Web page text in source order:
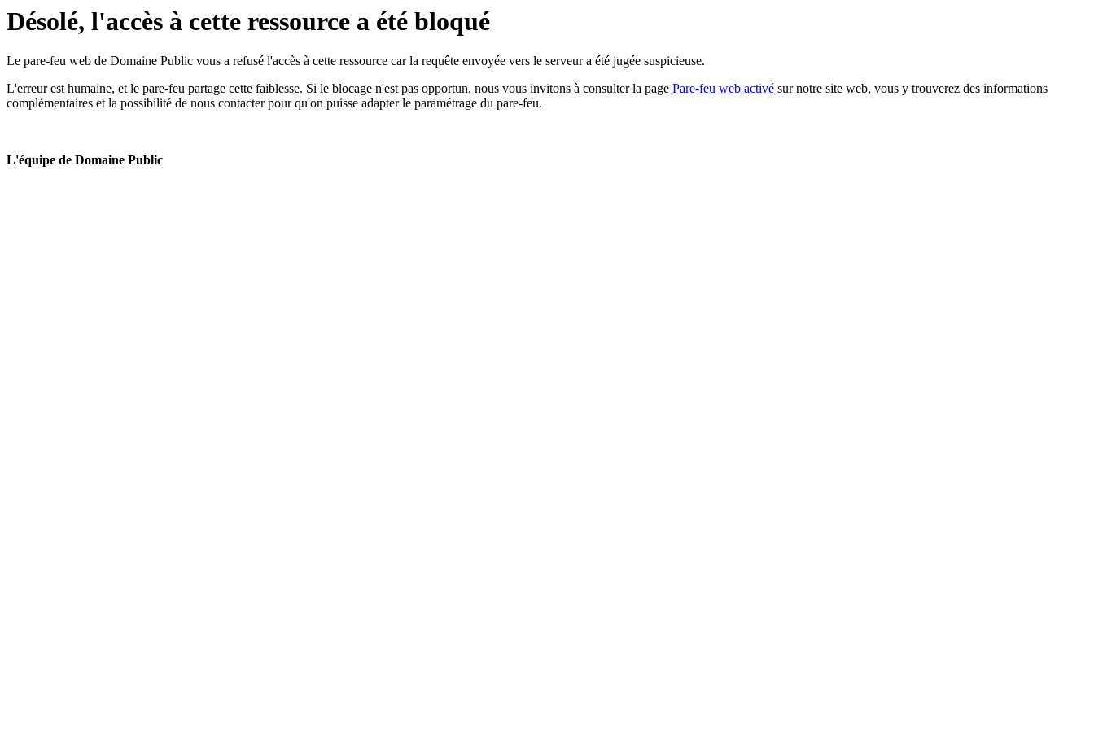
Désolé, l'accès à cette ressource a été bloqué
Le pare-feu web de Domaine Public vous a refusé l'accès à cette ressource car la requête envoyée vers le serveur a été jugée suspicieuse.
L'erreur est humaine, et le pare-feu partage cette faiblesse. Si le blocage n'est pas opportun, nous vous invitons à consulter la page Pare-feu web activé sur notre site web, vous y trouverez des informations
complémentaires et la possibilité de nous contacter pour qu'on puisse adapter le paramétrage du pare-feu.
L'équipe de Domaine Public